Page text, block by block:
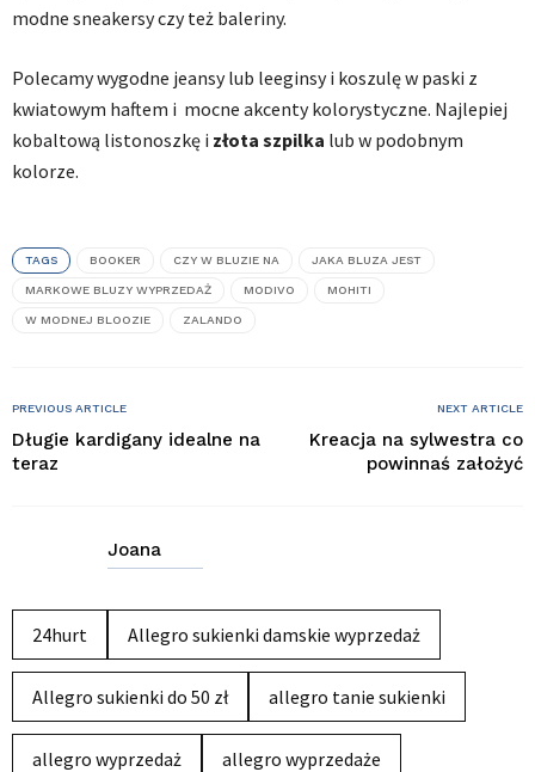
modne sneakersy czy też baleriny.
Polecamy wygodne jeansy lub leeginsy i koszulę w paski z
kwiatowym haftem i mocne akcenty kolorystyczne. Najlepiej
kobaltową listonoszkę i złota szpilka lub w podobnym
kolorze.
TAGS BOOKER CZY W BLUZIE NA JAKA BLUZA JEST
MARKOWE BLUZY WYPRZEDAŻ MODIVO MOHITI
W MODNEJ BLOOZIE ZALANDO
PREVIOUS ARTICLE
Długie kardigany idealne na
teraz
NEXT ARTICLE
Kreacja na sylwestra co
powinnaś założyć
Joana
24hurt Allegro sukienki damskie wyprzedaż
Allegro sukienki do 50 zł allegro tanie sukienki
allegro wyprzedaż allegro wyprzedaże